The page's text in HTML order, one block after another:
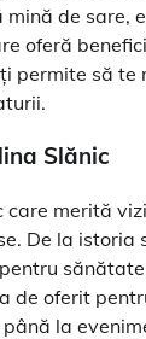
de sare,
oferă
permite să te
Slănic
care merită
De la istoria
de oferit
la